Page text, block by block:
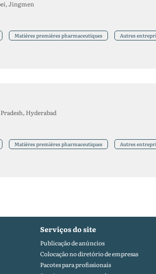
Jingmen
Matières premières pharmaceutiques Autres
Hyderabad
Matières premières pharmaceutiques Autres
Serviços do site
Publicação de anúncios
Colocação no diretório de empresas
Pacotes para profissionais